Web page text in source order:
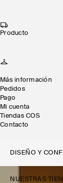
Producto
Más información
Pedidos
Pago
Mi cuenta
Tiendas COS
Contacto
DISEÑO Y
NUESTRAS